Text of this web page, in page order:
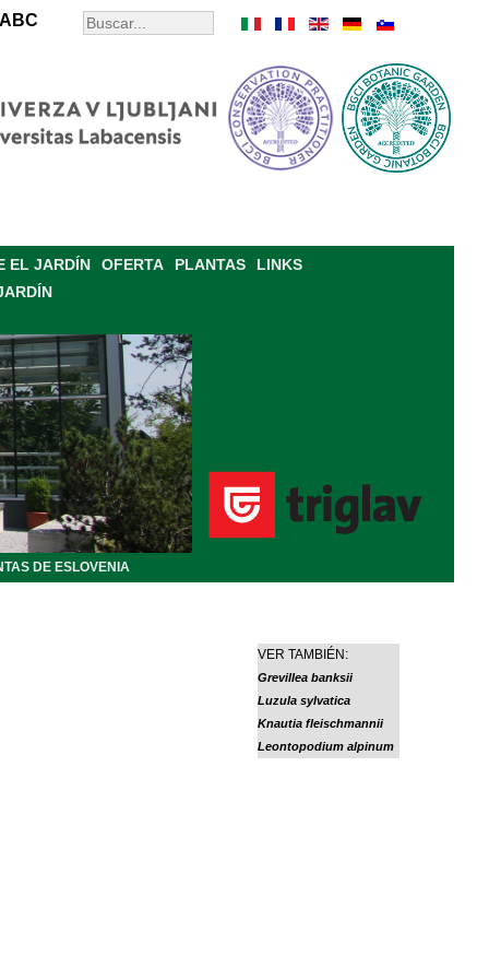
ABC
EL JARDÍN OFERTA PLANTAS
LINKS
DE ESLOVENIA
VER TAMBIÉN:
Grevillea banksii
Luzula sylvatica
Knautia fleischmannii
Leontopodium alpinum